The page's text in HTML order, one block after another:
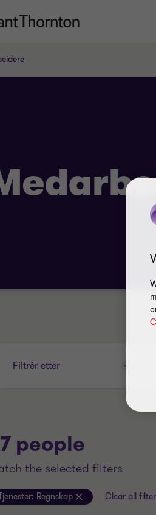
Filtrér etter
people
the selected filters
Regnskap Clear all